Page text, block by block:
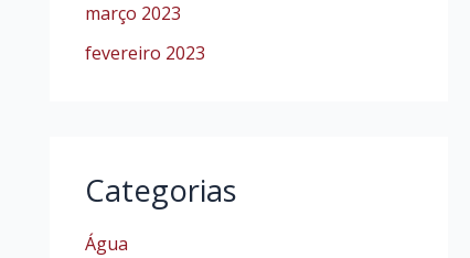
março 2023
fevereiro 2023
Categorias
Água